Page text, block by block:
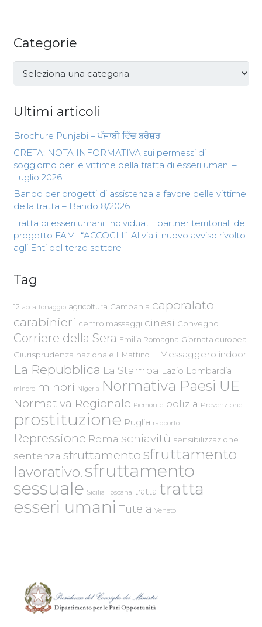
Categorie
Categorie
Ultimi articoli
Brochure Punjabi – ਪੰਜਾਬੀ ਵਿੱਚ ਬਰੋਸ਼ਰ
GRETA: NOTA INFORMATIVA sui permessi di
soggiorno per le vittime della tratta di esseri umani –
Luglio 2026
Bando per progetti di assistenza a favore delle vittime
della tratta – Bando 8/2026
Tratta di esseri umani: individuati i partner territoriali del
progetto FAMI “ACCOGLI”. Al via il nuovo avviso rivolto
agli Enti del terzo settore
Tag
12 accattonaggio agricoltura Campania caporalato
carabinieri centro massaggi cinesi Convegno
Corriere della Sera Emilia Romagna Giornata europea
Giurisprudenza nazionale Il Mattino Il Messaggero indoor
La Repubblica La Stampa Lazio Lombardia
minore minori Nigeria Normativa Paesi UE
Normativa Regionale Piemonte polizia Prevenzione
prostituzione Puglia rapporto
Repressione Roma schiavitù sensibilizzazione
sentenza sfruttamento sfruttamento
lavorativo.sfruttamento
sessuale Sicilia Toscana tratta tratta
esseri umani Tutela Veneto